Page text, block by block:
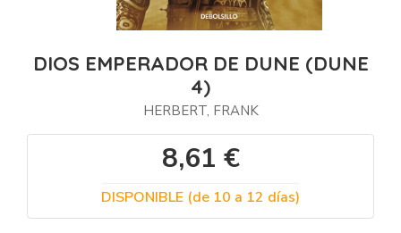
DIOS EMPERADOR DE DUNE (DUNE
4)
HERBERT, FRANK
8,61 €
DISPONIBLE (de 10 a 12 días)